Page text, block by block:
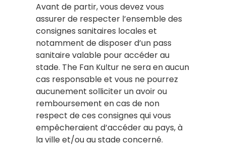
Avant de partir, vous devez vous
assurer de respecter l’ensemble des
consignes sanitaires locales et
notamment de disposer d’un pass
sanitaire valable pour accéder au
stade. The Fan Kultur ne sera en aucun
cas responsable et vous ne pourrez
aucunement solliciter un avoir ou
remboursement en cas de non
respect de ces consignes qui vous
empêcheraient d’accéder au pays, à
la ville et/ou au stade concerné.